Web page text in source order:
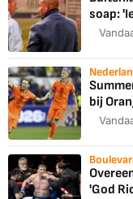
soap:
bij
'God